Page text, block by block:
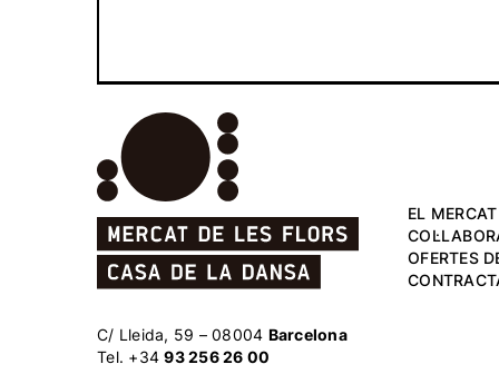
EL MERCAT
OFERTES
C/ Lleida, 59 – 08004 Barcelona
Tel. +3493 256 26 00